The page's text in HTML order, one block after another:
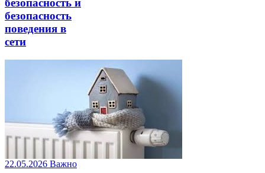
безопасность и
безопасность
поведения в
сети
22.05.2026 Важно